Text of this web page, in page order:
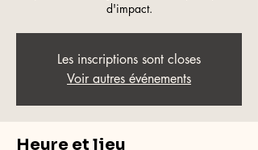
d'impact.
Les inscriptions sont closes
Voir autres événements
Heure et lieu